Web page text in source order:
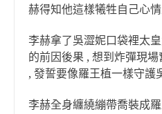
赫得知他這樣犧牲自己心
李赫拿了吳澀妮口袋裡太
的前因後果 , 想到炸彈現
, 發誓要像羅王植一樣守護
李赫全身纏繞繃帶喬裝成